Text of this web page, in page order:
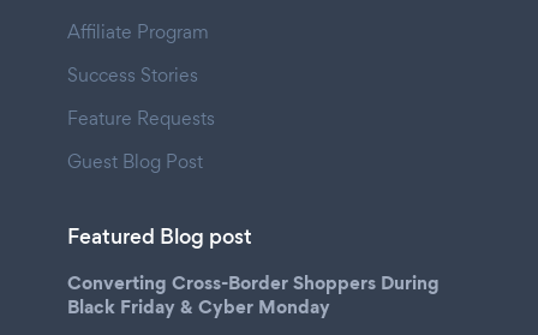
Affiliate Program
Success Stories
Feature Requests
Guest Blog Post
Featured Blog post
Converting Cross-Border Shoppers During
Black Friday & Cyber Monday